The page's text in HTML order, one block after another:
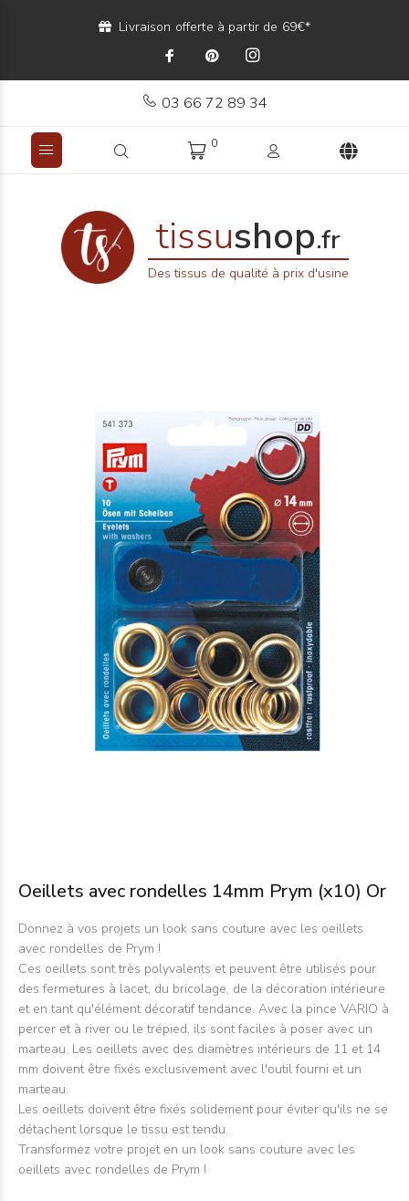
Livraison offerte à partir de 69€*
03 66 72 89 34
0
tissushop.fr
Des tissus de qualité à prix d'usine
Oeillets avec rondelles 14mm Prym (x10) Or
Donnez à vos projets un look sans couture avec les oeillets
avec rondelles de Prym !
Ces oeillets sont très polyvalents et peuvent être utilisés pour
des fermetures à lacet, du bricolage, de la décoration intérieure
et en tant qu'élément décoratif tendance. Avec la pince VARIO à
percer et à river ou le trépied, ils sont faciles à poser avec un
marteau. Les oeillets avec des diamètres intérieurs de 11 et 14
mm doivent être fixés exclusivement avec l'outil fourni et un
marteau.
Les oeillets doivent être fixés solidement pour éviter qu'ils ne se
détachent lorsque le tissu est tendu.
Transformez votre projet en un look sans couture avec les
oeillets avec rondelles de Prym !